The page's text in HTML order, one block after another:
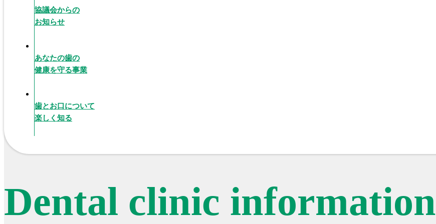
協議会からの
お知らせ
あなたの歯の
健康を守る事業
歯とお口について
楽しく知る
Dental clinic information